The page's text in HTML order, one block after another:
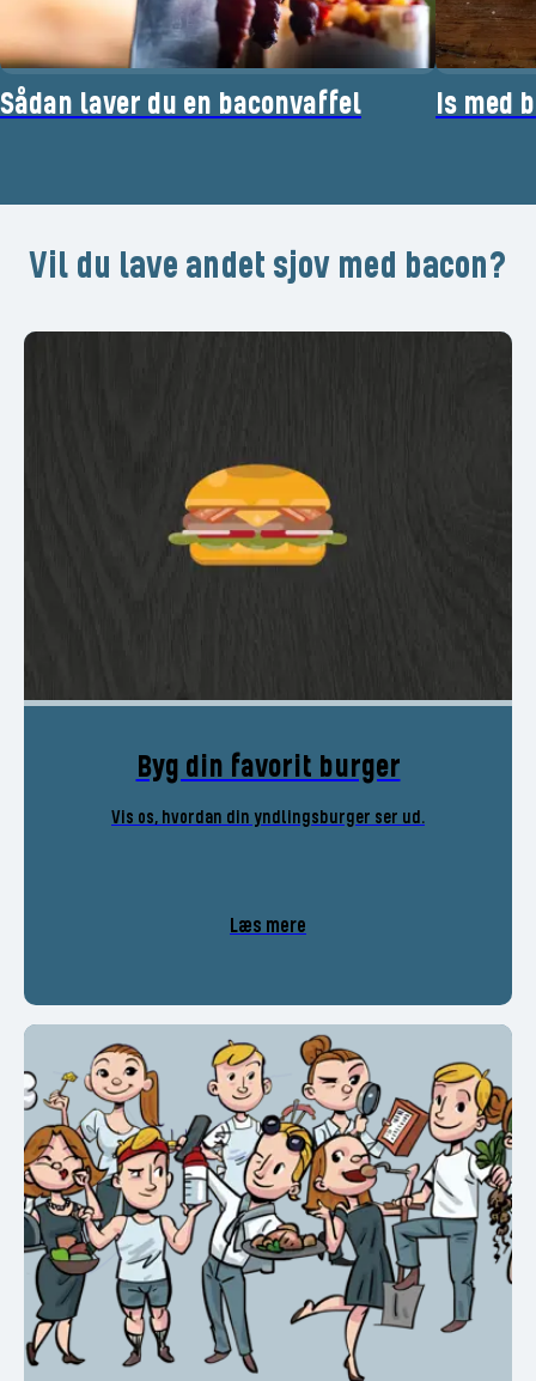
Sådan laver du en baconvaffel Is med
Vil du lave andet sjov med bacon?
Byg din favorit burger
Vis os, hvordan din yndlingsburger ser ud.
Læs mere